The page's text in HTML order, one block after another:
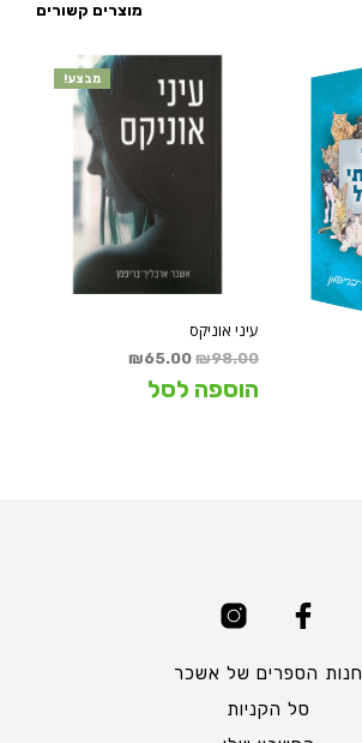
מוצרים קשורים
מבצע!
עיני אוניקס
₪98.00
המחיר
המקורי
היה:
₪65.00
המחיר
הוספה לסל
חנות הספרים של אשכר
סל הקניות